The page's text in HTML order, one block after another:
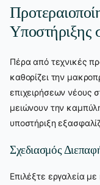
Υποστήριξης
Πέρα από τεχνικές
καθορίζει την
επιχειρήσεων νέους
μειώνουν την
υποστήριξη
Σχεδιασμός
Επιλέξτε εργαλεία